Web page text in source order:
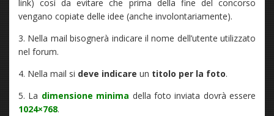
link) così da evitare che prima della fine del concorso
vengano copiate delle idee (anche involontariamente).
3. Nella mail bisognerà indicare il nome dell’utente utilizzato
nel forum.
4. Nella mail si deve indicare un titolo per la foto.
5. La dimensione minima della foto inviata dovrà essere
1024×768.